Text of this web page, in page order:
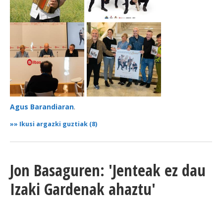
Agus Barandiaran.
»» Ikusi argazki guztiak (8)
Jon Basaguren: 'Jenteak ez dau
Izaki Gardenak ahaztu'